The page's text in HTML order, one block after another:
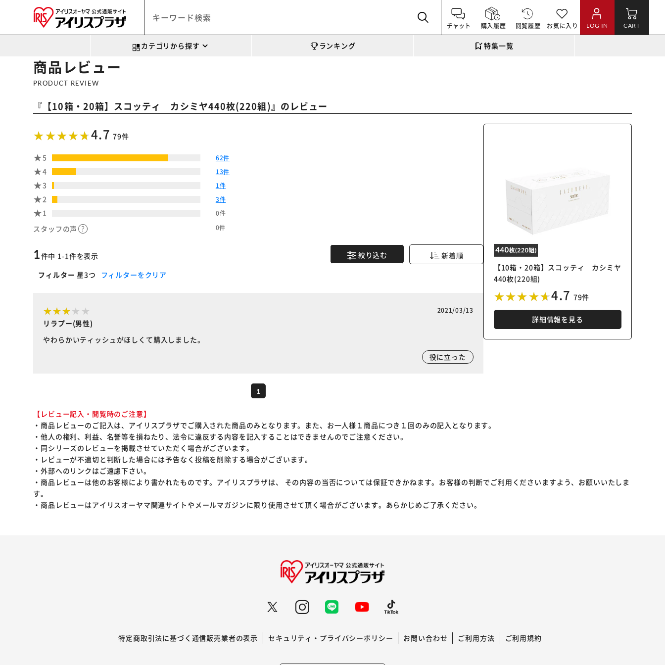
チャット 購入履歴 閲覧履歴 お気に入り LOG IN CART
カテゴリから探す ランキング 特集一覧
商品レビュー
PRODUCT REVIEW
『 【10箱・20箱】スコッティ カシミヤ440枚(220組)』のレビュー
【10箱・20箱】スコッティ カシミヤ
440枚(220組)
4.7 79件
詳細情報を見る
4.7 79件
5 62件
4 13件
3 1件
2 3件
1 0件
スタッフの声 0件
絞り込む 新着順
1件中 1-1件を表示
フィルター 星3つ フィルターをクリア
2021/03/13
リラプー(男性)
やわらかいティッシュがほしくて購入しました。
役に立った
1
【レビュー記入・閲覧時のご注意】
・商品レビューのご記入は、アイリスプラザでご購入された商品のみとなります。また、お一人様１商品につき１回のみの記入となります。
・他人の権利、利益、名誉等を損ねたり、法令に違反する内容を記入することはできませんのでご注意ください。
・同シリーズのレビューを掲載させていただく場合がございます。
・レビューが不適切と判断した場合には予告なく投稿を削除する場合がございます。
・外部へのリンクはご遠慮下さい。
・商品レビューは他のお客様により書かれたものです。アイリスプラザは、 その内容の当否については保証できかねます。お客様の判断でご利用くださいますよう、お願いいたしま
す。
・商品レビューはアイリスオーヤマ関連サイトやメールマガジンに限り使用させて頂く場合がございます。あらかじめご了承ください。
特定商取引法に基づく通信販売業者の表示 セキュリティ・プライバシーポリシー お問い合わせ ご利用方法 ご利用規約
カートに入れる